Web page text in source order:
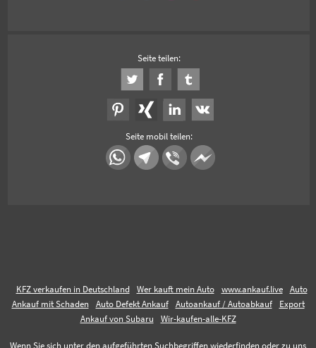
Seite teilen:
Seite mobil teilen:
KFZ verkaufen in Deutschland Wer kauft mein Auto www.ankauf.live
Auto
Ankauf mit Schaden
Auto Defekt Ankauf Autoankauf / Autoabkauf
Export
Ankauf von Subaru
Wir-kaufen-alle-KFZ
Wenn Sie sich unter den aufgeführten Suchbegriffen wiederfinden oder zu uns